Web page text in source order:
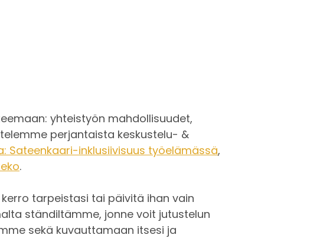
yhteistyön mahdollisuudet,
perjantaista keskustelu- &
Sateenkaari-inklusiivisuus työelämässä,
.
tarpeistasi tai päivitä ihan vain
ständiltämme, jonne voit jutustelun
sekä kuvauttamaan itsesi ja